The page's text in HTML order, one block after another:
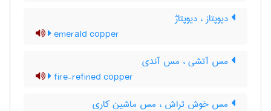
دیوپتاز ، دیوپتاژ
emerald copper
مس آتشی ، مس آندی
fire-refined copper
مس خوش تراش ، مس ماشین کاری